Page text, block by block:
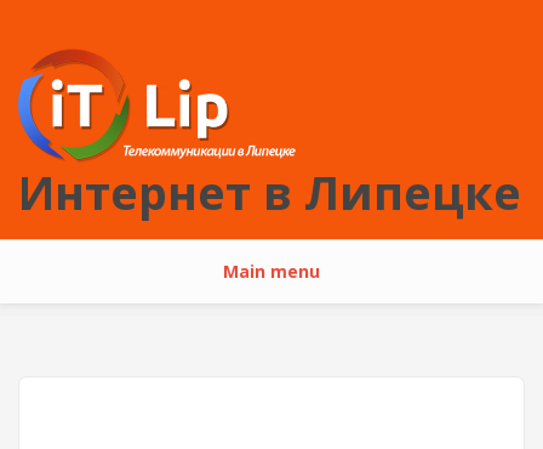
Интернет в Липецке
Main menu